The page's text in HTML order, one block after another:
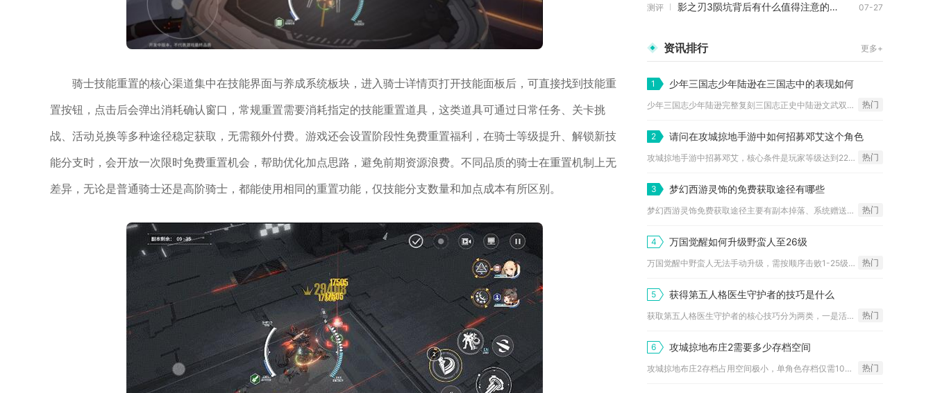
骑士技能重置的核心渠道集中在技能界面与养成系统板块，进入骑士详情页打开技能面板后，可直接找到技能重
置按钮，点击后会弹出消耗确认窗口，常规重置需要消耗指定的技能重置道具，这类道具可通过日常任务、关卡挑
战、活动兑换等多种途径稳定获取，无需额外付费。游戏还会设置阶段性免费重置福利，在骑士等级提升、解锁新技
能分支时，会开放一次限时免费重置机会，帮助优化加点思路，避免前期资源浪费。不同品质的骑士在重置机制上无
差异，无论是普通骑士还是高阶骑士，都能使用相同的重置功能，仅技能分支数量和加点成本有所区别。
测评 影之刃3陨坑背后有什么值得注意的事物 07-27
资讯排行 更多+
1 少年三国志少年陆逊在三国志中的表现如何
少年三国志少年陆逊完整复刻三国志正史中陆逊文武双全、战功卓著... 热门
2 请问在攻城掠地手游中如何招募邓艾这个角色
攻城掠地手游中招募邓艾，核心条件是玩家等级达到220级、所在... 热门
3 梦幻西游灵饰的免费获取途径有哪些
梦幻西游灵饰免费获取途径主要有副本掉落、系统赠送、活动奖励、... 热门
4 万国觉醒如何升级野蛮人至26级
万国觉醒中野蛮人无法手动升级，需按顺序击败1-25级野蛮人并... 热门
5 获得第五人格医生守护者的技巧是什么
获取第五人格医生守护者的核心技巧分为两类，一是活动上线阶段完... 热门
6 攻城掠地布庄2需要多少存档空间
攻城掠地布庄2存档占用空间极小，单角色存档仅需10MB-20... 热门